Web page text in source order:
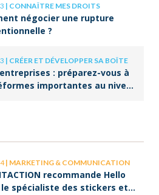
| CONNAÎTRE MES DROITS
négocier une rupture
?
| CRÉER ET DÉVELOPPER SA BOÎTE
: préparez-vous à
importantes au niveau
| MARKETING & COMMUNICATION
recommande Hello
spécialiste des stickers et